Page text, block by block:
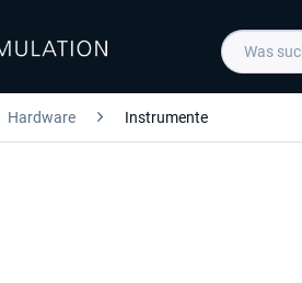
Hardware Instrumente